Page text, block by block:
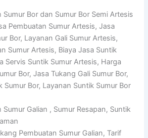
Sumur Bor dan Sumur Bor Semi Artesis
Pembuatan Sumur Artesis, Jasa
Bor, Layanan Gali Sumur Artesis,
Sumur Artesis, Biaya Jasa Suntik
Servis Suntik Sumur Artesis, Harga
Bor, Jasa Tukang Gali Sumur Bor,
Sumur Bor, Layanan Suntik Sumur Bor
Galian , Sumur Resapan, Suntik
Pembuatan Sumur Galian, Tarif